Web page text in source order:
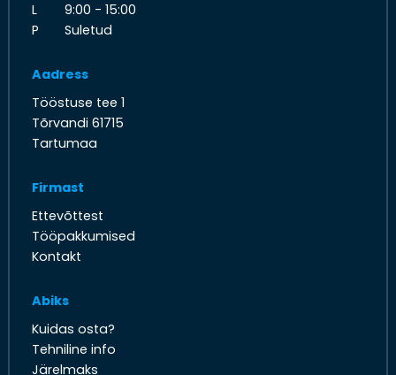
L
9:00 - 15:00
P
Suletud
Aadress
Tööstuse tee 1
Tõrvandi 61715
Tartumaa
Firmast
Ettevõttest
Tööpakkumised
Kontakt
Abiks
Kuidas osta?
Tehniline info
Järelmaks